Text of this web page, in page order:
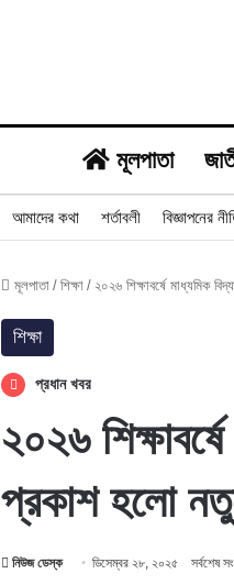
মূলপাতা
আমাদের কথা শর্তাবলী বিজ্ঞাপনের
মূলপাতা / শিক্ষা / ২০২৬ শিক্ষাবর্ষে মাধ্যমিক
শিক্ষা
প্রধান খবর
২০২৬
প্রকাশ হলো নতুন
নিউজ ডেস্ক ডিসেম্বর ২৮, ২০২৫ সর্বশেষ